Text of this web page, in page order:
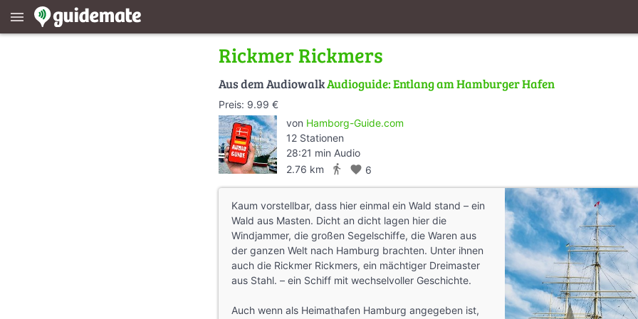
menu
Rickmer Rickmers
Aus dem AudiowalkAudioguide: Entlang am Hamburger Hafen
Preis: 9.99 €
von Hamborg-Guide.com
12 Stationen
28:21 min Audio
2.76 km
directions_walk favorite 6
Kaum vorstellbar, dass hier einmal ein Wald stand – ein
Wald aus Masten. Dicht an dicht lagen hier die
Windjammer, die großen Segelschiffe, die Waren aus
der ganzen Welt nach Hamburg brachten. Unter ihnen
auch die Rickmer Rickmers, ein mächtiger Dreimaster
aus Stahl. – ein Schiff mit wechselvoller Geschichte.
Auch wenn als Heimathafen Hamburg angegeben ist,